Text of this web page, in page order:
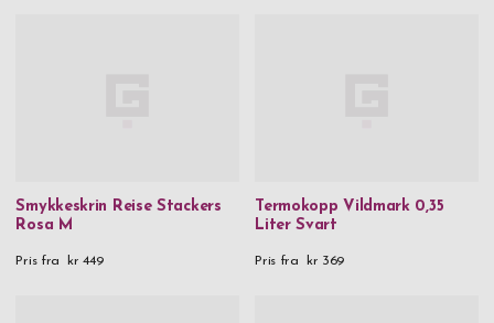
Smykkeskrin Reise Stackers
Rosa M
Pris fra kr 449
Termokopp Vildmark 0,35
Liter Svart
Pris fra kr 369